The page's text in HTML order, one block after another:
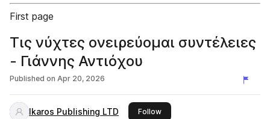
First page
Τις νύχτες ονειρεύομαι συντέλειες
- Γιάννης Αντιόχου
Published on Apr 20, 2026
Ikaros Publishing LTD Followthis publisher